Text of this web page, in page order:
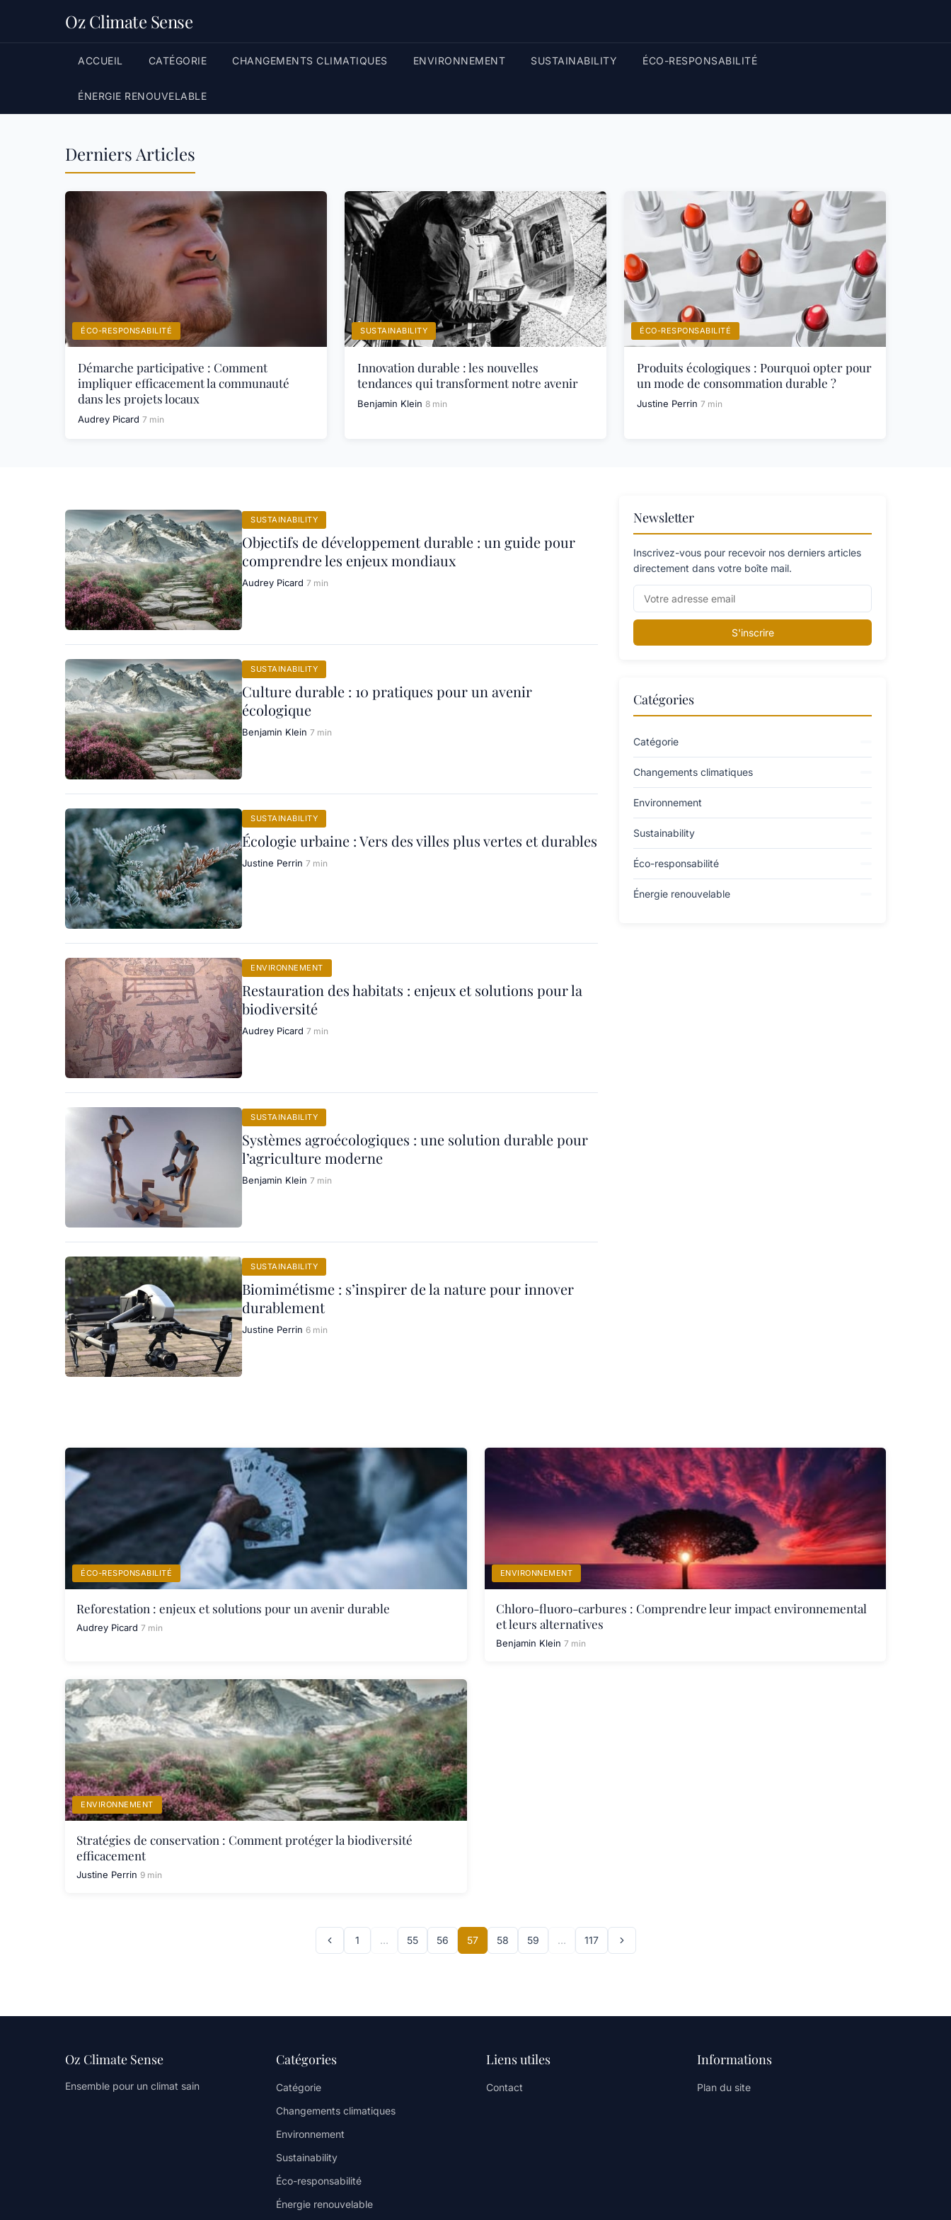
Oz Climate Sense
ACCUEIL CATÉGORIE CHANGEMENTS CLIMATIQUES ENVIRONNEMENT SUSTAINABILITY ÉCO-RESPONSABILITÉ
ÉNERGIE RENOUVELABLE
Derniers Articles
ÉCO-RESPONSABILITÉ
Démarche participative : Comment
impliquer efficacement la communauté
dans les projets locaux
Audrey Picard 7 min
SUSTAINABILITY
Innovation durable : les nouvelles
tendances qui transforment notre avenir
Benjamin Klein 8 min
ÉCO-RESPONSABILITÉ
Produits écologiques : Pourquoi opter pour
un mode de consommation durable ?
Justine Perrin 7 min
SUSTAINABILITY
Objectifs de développement durable : un guide pour
comprendre les enjeux mondiaux
Audrey Picard 7 min
SUSTAINABILITY
Culture durable : 10 pratiques pour un avenir
écologique
Benjamin Klein 7 min
SUSTAINABILITY
Écologie urbaine : Vers des villes plus vertes et durables
Justine Perrin 7 min
ENVIRONNEMENT
Restauration des habitats : enjeux et solutions pour la
biodiversité
Audrey Picard 7 min
SUSTAINABILITY
Systèmes agroécologiques : une solution durable pour
l’agriculture moderne
Benjamin Klein 7 min
SUSTAINABILITY
Biomimétisme : s’inspirer de la nature pour innover
durablement
Justine Perrin 6 min
Newsletter
Inscrivez-vous pour recevoir nos derniers articles
directement dans votre boîte mail.
S'inscrire
Catégories
Catégorie
Changements climatiques
Environnement
Sustainability
Éco-responsabilité
Énergie renouvelable
ÉCO-RESPONSABILITÉ
Reforestation : enjeux et solutions pour un avenir durable
Audrey Picard 7 min
ENVIRONNEMENT
Chloro-fluoro-carbures : Comprendre leur impact environnemental
et leurs alternatives
Benjamin Klein 7 min
ENVIRONNEMENT
Stratégies de conservation : Comment protéger la biodiversité
efficacement
Justine Perrin 9 min
1 … 55 56 57 58 59 … 117
Oz Climate Sense
Ensemble pour un climat sain
Catégories
Catégorie
Changements climatiques
Environnement
Sustainability
Éco-responsabilité
Énergie renouvelable
Liens utiles
Contact
Informations
Plan du site